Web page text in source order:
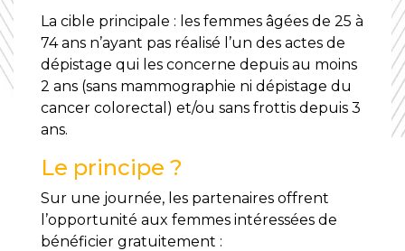
La cible principale : les femmes âgées de 25 à
74 ans n’ayant pas réalisé l’un des actes de
dépistage qui les concerne depuis au moins
2 ans (sans mammographie ni dépistage du
cancer colorectal) et/ou sans frottis depuis 3
ans.
Le principe ?
Sur une journée, les partenaires offrent
l’opportunité aux femmes intéressées de
bénéficier gratuitement :